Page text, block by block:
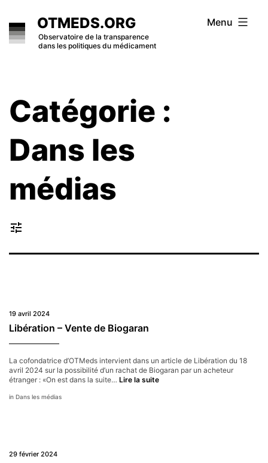
to
content
OTMEDS.ORG
Observatoire de la transparence
dans les politiques du médicament
Menu
Catégorie :
Dans les
médias
tune
19 avril 2024
Libération – Vente de Biogaran
La cofondatrice d’OTMeds intervient dans un article de Libération du 18
avril 2024 sur la possibilité d’un rachat de Biogaran par un acheteur
étranger : «On est dans la suite… Lire la suiteLibération
Dans les médias
29 février 2024